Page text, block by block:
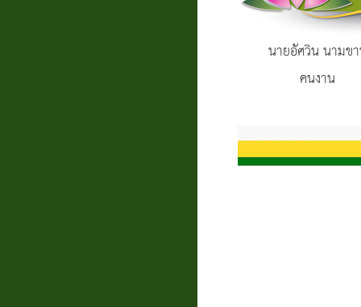
นายอัศวิน นามข
คนงาน